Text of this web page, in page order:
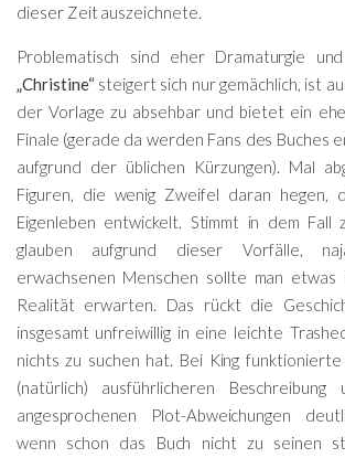
dieser Zeit auszeichnete.
Problematisch sind eher Dramaturgie und
„Christine“ steigert sich nur gemächlich, ist
der Vorlage zu absehbar und bietet ein
Finale (gerade da werden Fans des Buches
aufgrund der üblichen Kürzungen). Mal
Figuren, die wenig Zweifel daran hegen,
Eigenleben entwickelt. Stimmt in dem Fall
glauben aufgrund dieser Vorfälle,
erwachsenen Menschen sollte man
Realität erwarten. Das rückt die
insgesamt unfreiwillig in eine leichte
nichts zu suchen hat. Bei King
(natürlich) ausführlicheren
angesprochenen Plot-Abweichungen
wenn schon das Buch nicht zu seinen